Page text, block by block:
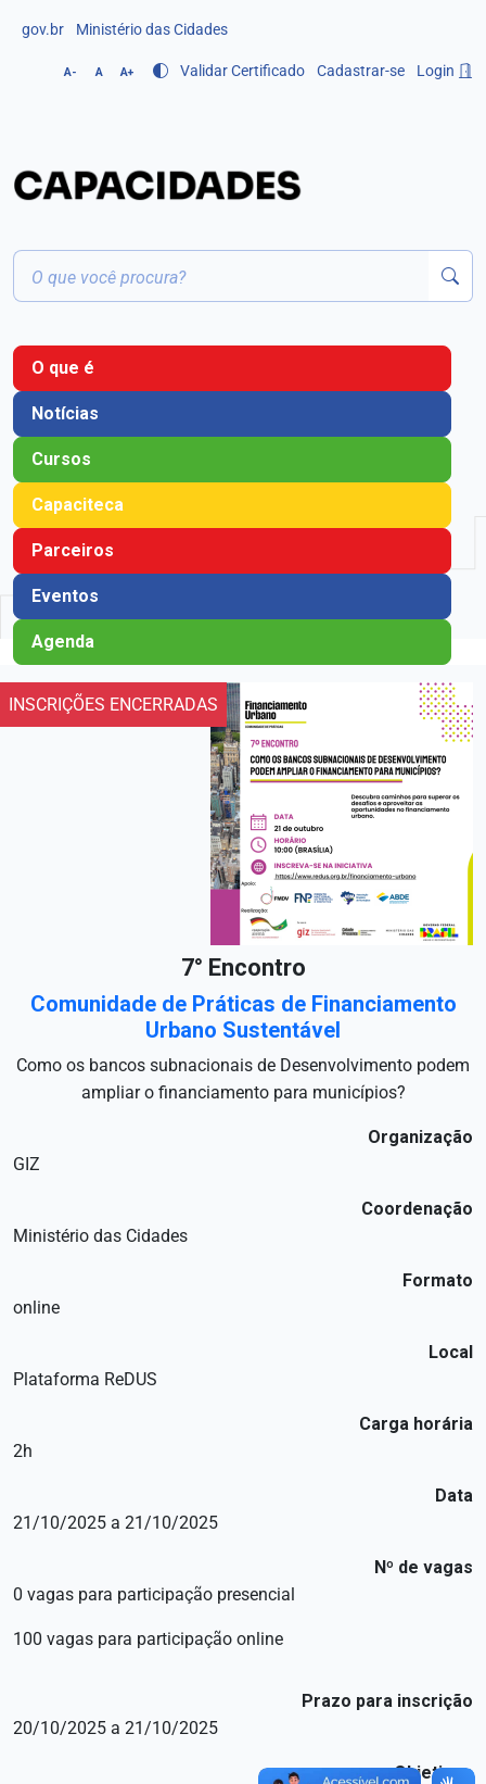
gov.br Ministério das Cidades
A- A A+ Validar Certificado Cadastrar-se Login
O que é
Notícias
Cursos
Capaciteca
Parceiros
Eventos
Agenda
INSCRIÇÕES ENCERRADAS
7° Encontro
Comunidade de Práticas de Financiamento
Urbano Sustentável
Como os bancos subnacionais de Desenvolvimento podem
ampliar o financiamento para municípios?
Organização
GIZ
Coordenação
Ministério das Cidades
Formato
online
Local
Plataforma ReDUS
Carga horária
2h
Data
21/10/2025 a 21/10/2025
Nº de vagas
0 vagas para participação presencial
100 vagas para participação online
Prazo para inscrição
20/10/2025 a 21/10/2025
Objetivos